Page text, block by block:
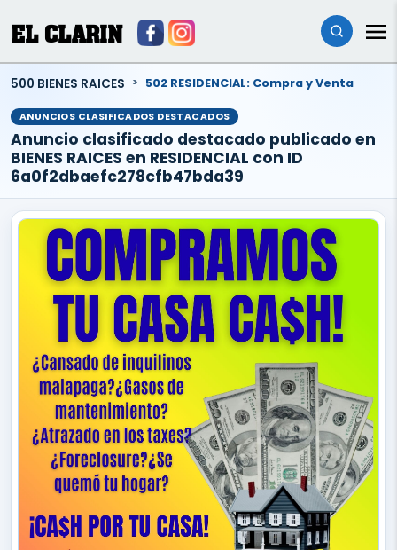
EL CLARIN
500 BIENES RAICES 502 RESIDENCIAL: Compra y Venta
ANUNCIOS CLASIFICADOS DESTACADOS
Anuncio clasificado destacado publicado en
BIENES RAICES en RESIDENCIAL con ID
6a0f2dbaefc278cfb47bda39